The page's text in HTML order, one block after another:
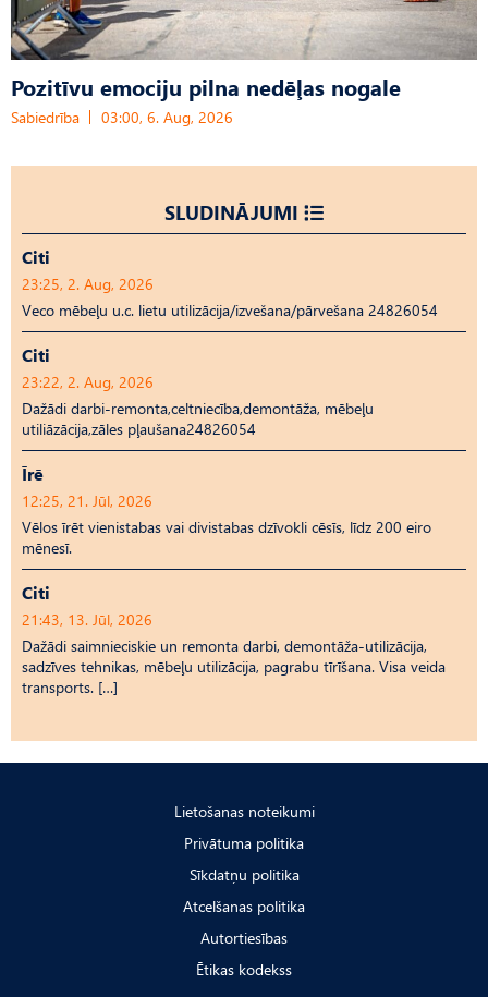
Pozitīvu emociju pilna nedēļas nogale
Sabiedrība 03:00, 6. Aug, 2026
SLUDINĀJUMI
Citi
23:25, 2. Aug, 2026
Veco mēbeļu u.c. lietu utilizācija/izvešana/pārvešana 24826054
Citi
23:22, 2. Aug, 2026
Dažādi darbi-remonta,celtniecība,demontāža, mēbeļu
utiliāzācija,zāles pļaušana24826054
Īrē
12:25, 21. Jūl, 2026
Vēlos īrēt vienistabas vai divistabas dzīvokli cēsīs, līdz 200 eiro
mēnesī.
Citi
21:43, 13. Jūl, 2026
Dažādi saimnieciskie un remonta darbi, demontāža-utilizācija,
sadzīves tehnikas, mēbeļu utilizācija, pagrabu tīrīšana. Visa veida
transports. […]
Lietošanas noteikumi
Privātuma politika
Sīkdatņu politika
Atcelšanas politika
Autortiesības
Ētikas kodekss